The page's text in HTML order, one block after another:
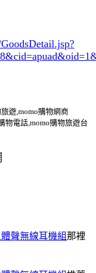
遊,momo購物網商
物電話,momo購物旅遊台
聲無線耳機組那裡